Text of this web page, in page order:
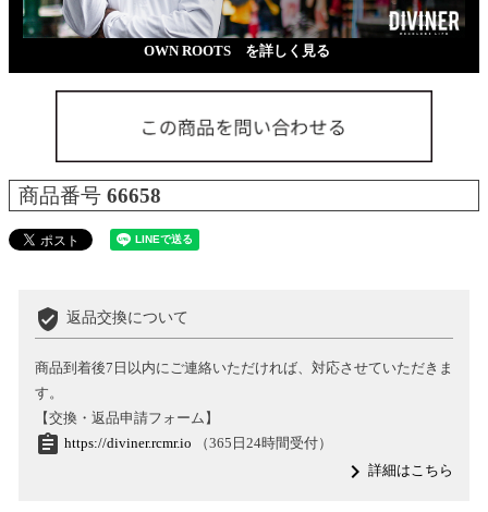
OWN ROOTS を詳しく見る
商品番号 66658
verified_user 返品交換について
商品到着後7日以内にご連絡いただければ、対応させていただきま
す。
【交換・返品申請フォーム】
assignment https://diviner.rcmr.io （365日24時間受付）
navigate_next詳細はこちら